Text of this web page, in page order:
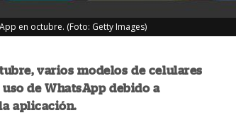
en octubre. (Foto: Getty Images)
varios modelos de celulares
de WhatsApp debido a
aplicación.